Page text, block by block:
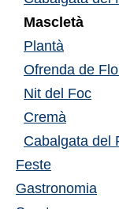
Mascletà
Plantà
Ofrenda de
Nit del Foc
Cremà
Cabalgata del
Feste
Gastronomia